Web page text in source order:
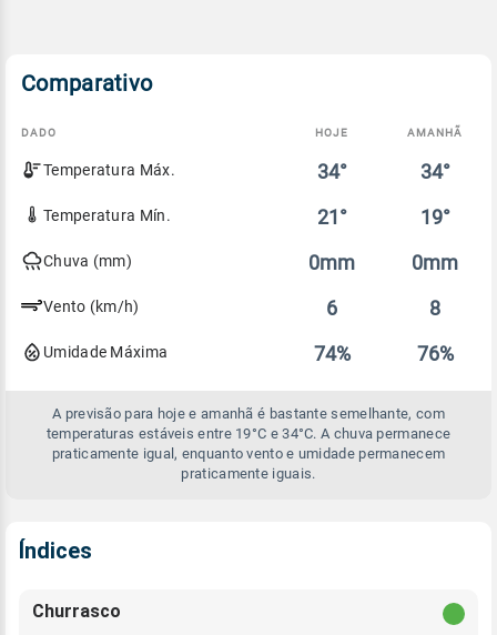
Comparativo
Comparativo
entre
previsão
hoje
DADO HOJE AMANHÃ
Temperatura Máx. 34° 34°
Temperatura Mín. 21° 19°
Chuva (mm) 0mm 0mm
Vento (km/h) 6 8
Umidade Máxima 74% 76%
A previsão para hoje e amanhã é bastante semelhante, com
temperaturas estáveis entre 19°C e 34°C. A chuva permanece
praticamente igual, enquanto vento e umidade permanecem
praticamente iguais.
Índices
Churrasco